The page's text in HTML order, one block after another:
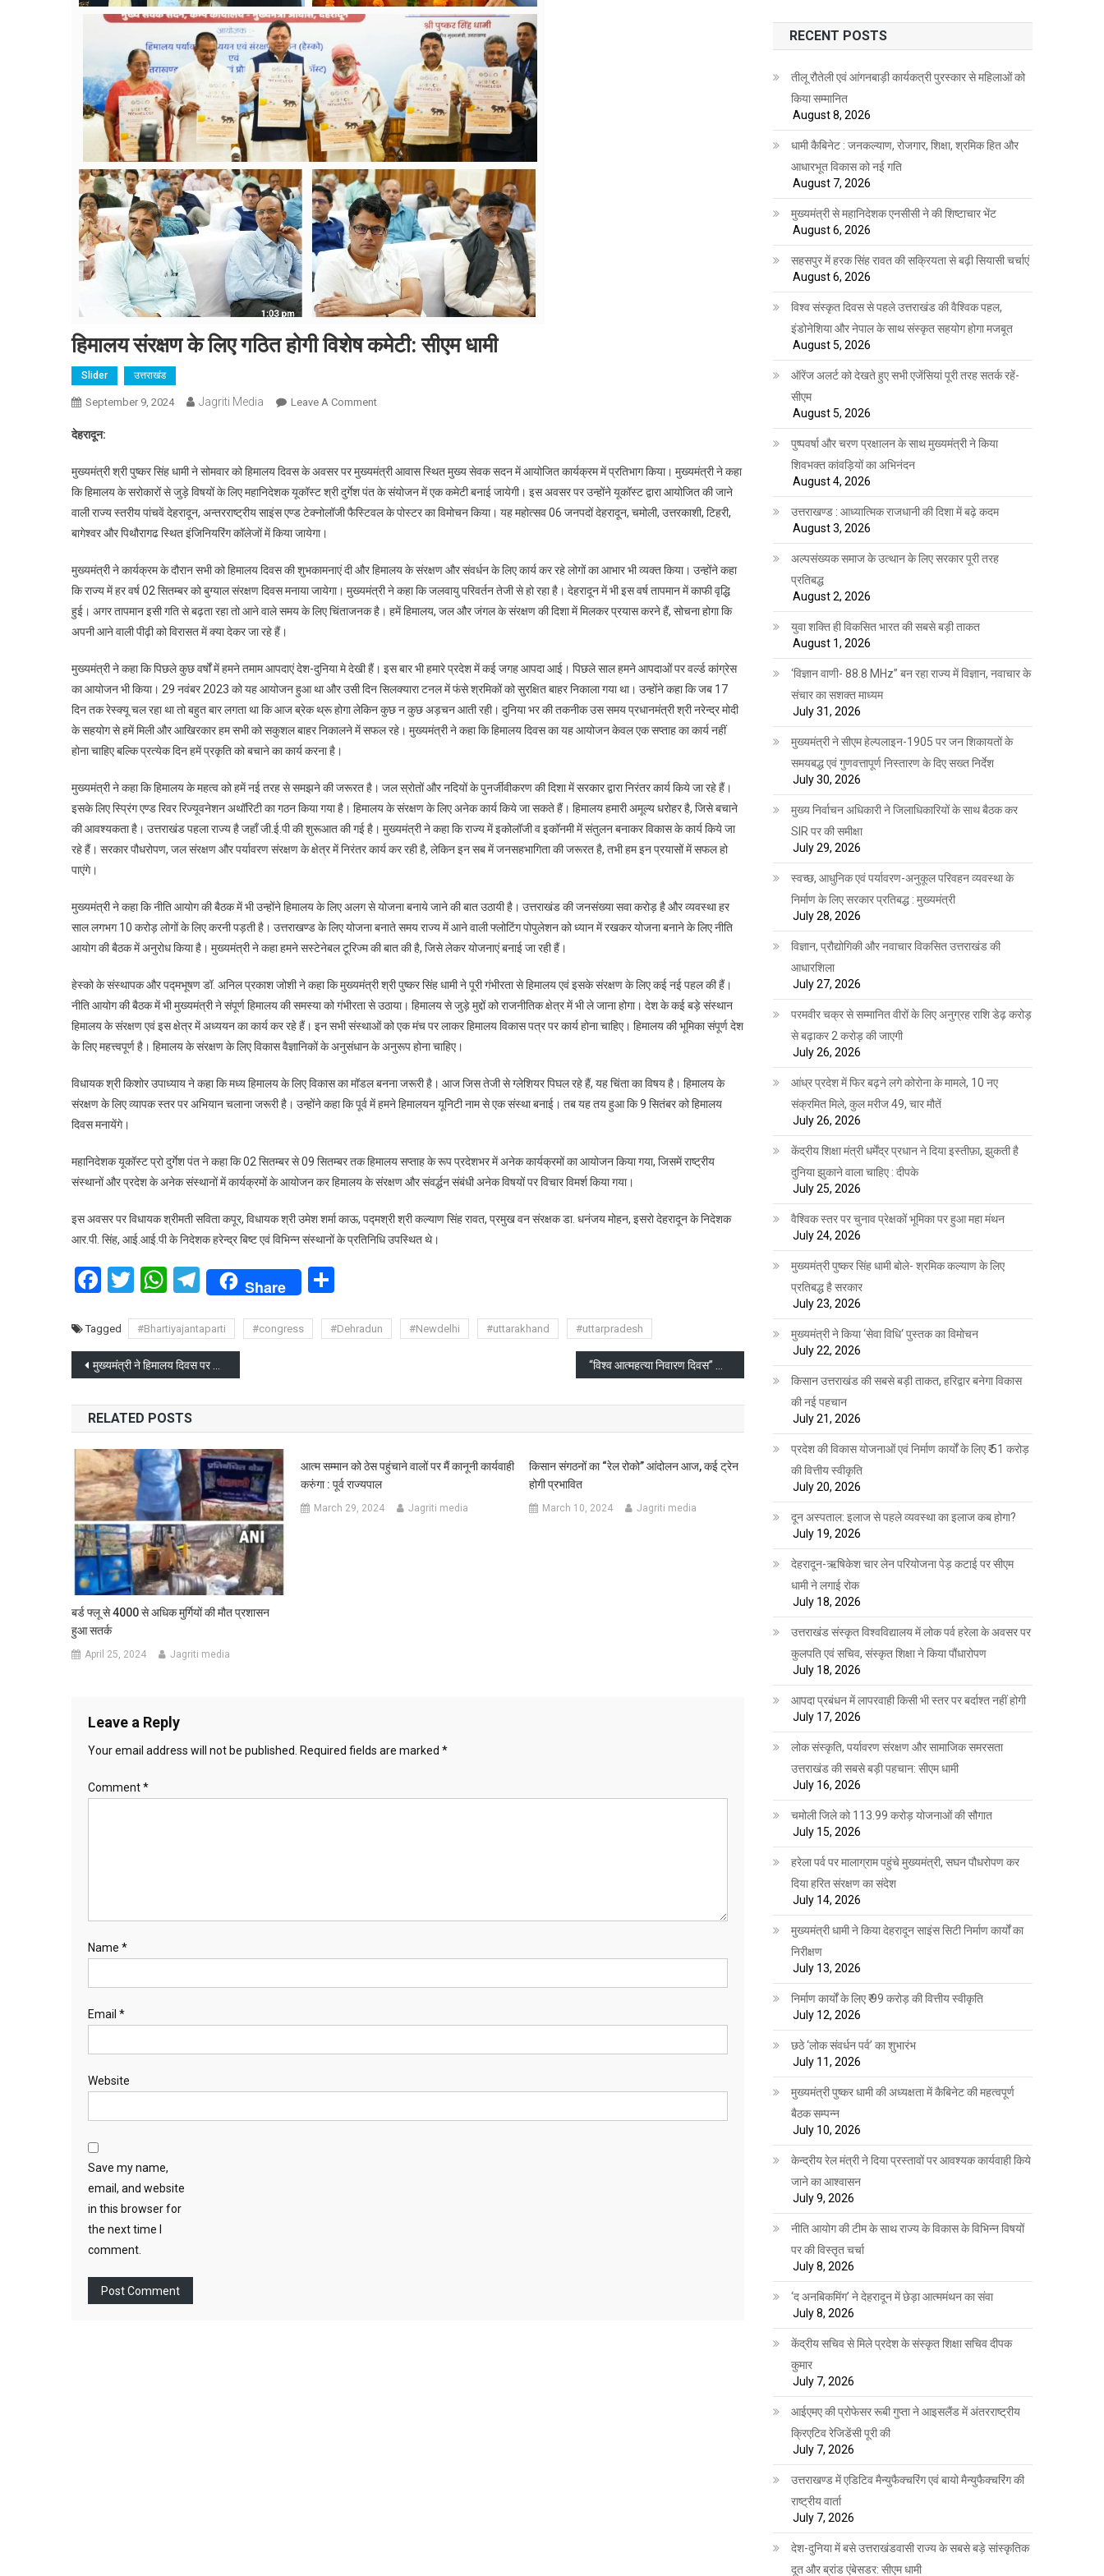
हिमालय संरक्षण के लिए गठित होगी विशेष कमेटी: सीएम धामी
Slider उत्तराखंड
September 9, 2024 Jagriti Media Leave A CommentOn
लिए
गठित
होगी
सीएम
धामी
देहरादून:
मुख्यमंत्री श्री पुष्कर सिंह धामी ने सोमवार को हिमालय दिवस के अवसर पर मुख्यमंत्री आवास स्थित मुख्य सेवक सदन में आयोजित कार्यक्रम में प्रतिभाग किया। मुख्यमंत्री ने कहा
कि हिमालय के सरोकारों से जुड़े विषयों के लिए महानिदेशक यूकॉस्ट श्री दुर्गेश पंत के संयोजन में एक कमेटी बनाई जायेगी। इस अवसर पर उन्होंने यूकॉस्ट द्वारा आयोजित की जाने
वाली राज्य स्तरीय पांचवें देहरादून, अन्तरराष्ट्रीय साइंस एण्ड टेक्नोलॉजी फैस्टिवल के पोस्टर का विमोचन किया। यह महोत्सव 06 जनपदों देहरादून, चमोली, उत्तरकाशी, टिहरी,
बागेश्वर और पिथौरागढ स्थित इंजिनियरिंग कॉलेजों में किया जायेगा।
मुख्यमंत्री ने कार्यक्रम के दौरान सभी को हिमालय दिवस की शुभकामनाएं दी और हिमालय के संरक्षण और संवर्धन के लिए कार्य कर रहे लोगों का आभार भी व्यक्त किया। उन्होंने कहा
कि राज्य में हर वर्ष 02 सितम्बर को बुग्याल संरक्षण दिवस मनाया जायेगा। मुख्यमंत्री ने कहा कि जलवायु परिवर्तन तेजी से हो रहा है। देहरादून में भी इस वर्ष तापमान में काफी वृद्धि
हुई। अगर तापमान इसी गति से बढ़ता रहा तो आने वाले समय के लिए चिंताजनक है। हमें हिमालय, जल और जंगल के संरक्षण की दिशा में मिलकर प्रयास करने हैं, सोचना होगा कि
अपनी आने वाली पीढ़ी को विरासत में क्या देकर जा रहे हैं।
मुख्यमंत्री ने कहा कि पिछले कुछ वर्षों में हमने तमाम आपदाएं देश-दुनिया मे देखी हैं। इस बार भी हमारे प्रदेश में कई जगह आपदा आई। पिछले साल हमने आपदाओं पर वर्ल्ड कांग्रेस
का आयोजन भी किया। 29 नवंबर 2023 को यह आयोजन हुआ था और उसी दिन सिलक्यारा टनल में फंसे श्रमिकों को सुरक्षित बाहर निकाला गया था। उन्होंने कहा कि जब 17
दिन तक रेस्क्यू चल रहा था तो बहुत बार लगता था कि आज ब्रेक थ्रू होगा लेकिन कुछ न कुछ अड़चन आती रही। दुनिया भर की तकनीक उस समय प्रधानमंत्री श्री नरेन्द्र मोदी
के सहयोग से हमें मिली और आखिरकार हम सभी को सकुशल बाहर निकालने में सफल रहे। मुख्यमंत्री ने कहा कि हिमालय दिवस का यह आयोजन केवल एक सप्ताह का कार्य नहीं
होना चाहिए बल्कि प्रत्येक दिन हमें प्रकृति को बचाने का कार्य करना है।
मुख्यमंत्री ने कहा कि हिमालय के महत्व को हमें नई तरह से समझने की जरूरत है। जल स्रोतों और नदियों के पुनर्जीवीकरण की दिशा में सरकार द्वारा निरंतर कार्य किये जा रहे हैं।
इसके लिए स्प्रिंग एण्ड रिवर रिज्यूवनेशन अथॉरिटी का गठन किया गया है। हिमालय के संरक्षण के लिए अनेक कार्य किये जा सकते हैं। हिमालय हमारी अमूल्य धरोहर है, जिसे बचाने
की आवश्यकता है। उत्तराखंड पहला राज्य है जहाँ जी.ई.पी की शुरूआत की गई है। मुख्यमंत्री ने कहा कि राज्य में इकोलॉजी व इकॉनमी में संतुलन बनाकर विकास के कार्य किये जा
रहे हैं। सरकार पौधरोपण, जल संरक्षण और पर्यावरण संरक्षण के क्षेत्र में निरंतर कार्य कर रही है, लेकिन इन सब में जनसहभागिता की जरूरत है, तभी हम इन प्रयासों में सफल हो
पाएंगे।
मुख्यमंत्री ने कहा कि नीति आयोग की बैठक में भी उन्होंने हिमालय के लिए अलग से योजना बनाये जाने की बात उठायी है। उत्तराखंड की जनसंख्या सवा करोड़ है और व्यवस्था हर
साल लगभग 10 करोड़ लोगों के लिए करनी पड़ती है। उत्तराखण्ड के लिए योजना बनाते समय राज्य में आने वाली फ्लोटिंग पोपुलेशन को ध्यान में रखकर योजना बनाने के लिए नीति
आयोग की बैठक में अनुरोध किया है। मुख्यमंत्री ने कहा हमने सस्टेनेबल टूरिज्म की बात की है, जिसे लेकर योजनाएं बनाई जा रही हैं।
हेस्को के संस्थापक और पद्मभूषण डॉ. अनिल प्रकाश जोशी ने कहा कि मुख्यमंत्री श्री पुष्कर सिंह धामी ने पूरी गंभीरता से हिमालय एवं इसके संरक्षण के लिए कई नई पहल की हैं।
नीति आयोग की बैठक में भी मुख्यमंत्री ने संपूर्ण हिमालय की समस्या को गंभीरता से उठाया। हिमालय से जुड़े मुद्दों को राजनीतिक क्षेत्र में भी ले जाना होगा। देश के कई बड़े संस्थान
हिमालय के संरक्षण एवं इस क्षेत्र में अध्ययन का कार्य कर रहे हैं। इन सभी संस्थाओं को एक मंच पर लाकर हिमालय विकास पत्र पर कार्य होना चाहिए। हिमालय की भूमिका संपूर्ण देश
के लिए महत्त्वपूर्ण है। हिमालय के संरक्षण के लिए विकास वैज्ञानिकों के अनुसंधान के अनुरूप होना चाहिए।
विधायक श्री किशोर उपाध्याय ने कहा कि मध्य हिमालय के लिए विकास का मॉडल बनना जरूरी है। आज जिस तेजी से ग्लेशियर पिघल रहे हैं, यह चिंता का विषय है। हिमालय के
संरक्षण के लिए व्यापक स्तर पर अभियान चलाना जरूरी है। उन्होंने कहा कि पूर्व में हमने हिमालयन यूनिटी नाम से एक संस्था बनाई। तब यह तय हुआ कि 9 सितंबर को हिमालय
दिवस मनायेंगे।
महानिदेशक यूकॉस्ट प्रो दुर्गेश पंत ने कहा कि 02 सितम्बर से 09 सितम्बर तक हिमालय सप्ताह के रूप प्रदेशभर में अनेक कार्यक्रमों का आयोजन किया गया, जिसमें राष्ट्रीय
संस्थानों और प्रदेश के अनेक संस्थानों में कार्यक्रमों के आयोजन कर हिमालय के संरक्षण और संवर्द्धन संबंधी अनेक विषयों पर विचार विमर्श किया गया।
इस अवसर पर विधायक श्रीमती सविता कपूर, विधायक श्री उमेश शर्मा काऊ, पद्मश्री श्री कल्याण सिंह रावत, प्रमुख वन संरक्षक डा. धनंजय मोहन, इसरो देहरादून के निदेशक
आर.पी. सिंह, आई.आई.पी के निदेशक हरेन्द्र बिष्ट एवं विभिन्न संस्थानों के प्रतिनिधि उपस्थित थे।
Facebook
Twitter
WhatsApp
Telegram
Share
Tagged #Bhartiyajantaparti #congress #Dehradun #Newdelhi #uttarakhand #uttarpradesh
Post
navigation
मुख्यमंत्री ने हिमालय दिवस पर दी प्रदेशवासियों को शुभकामना
RELATED POSTS
बर्ड फ्लू से 4000 से अधिक मुर्गियों की मौत प्रशासन
हुआ सतर्क
April 25, 2024 Jagriti media
आत्म सम्मान को ठेस पहुंचाने वालों पर मैं कानूनी कार्यवाही
करुंगा : पूर्व राज्यपाल
March 29, 2024 Jagriti media
किसान संगठनों का “रेल रोको” आंदोलन आज, कई ट्रेन
होगी प्रभावित
March 10, 2024 Jagriti media
Leave a Reply
Your email address will not be published. Required fields are marked *
Comment*
Name *
Email *
Website
Save my name,
email, and website
in this browser for
the next time I
comment.
RECENT POSTS
तीलू रौतेली एवं आंगनबाड़ी कार्यकत्री पुरस्कार से महिलाओं को
किया सम्मानित
August 8, 2026
धामी कैबिनेट : जनकल्याण, रोजगार, शिक्षा, श्रमिक हित और
आधारभूत विकास को नई गति
August 7, 2026
मुख्यमंत्री से महानिदेशक एनसीसी ने की शिष्टाचार भेंट
August 6, 2026
सहसपुर में हरक सिंह रावत की सक्रियता से बढ़ी सियासी चर्चाएं
August 6, 2026
विश्व संस्कृत दिवस से पहले उत्तराखंड की वैश्विक पहल,
इंडोनेशिया और नेपाल के साथ संस्कृत सहयोग होगा मजबूत
August 5, 2026
ऑरेंज अलर्ट को देखते हुए सभी एजेंसियां पूरी तरह सतर्क रहें-
सीएम
August 5, 2026
पुष्पवर्षा और चरण प्रक्षालन के साथ मुख्यमंत्री ने किया
शिवभक्त कांवड़ियों का अभिनंदन
August 4, 2026
उत्तराखण्ड : आध्यात्मिक राजधानी की दिशा में बढ़े कदम
August 3, 2026
अल्पसंख्यक समाज के उत्थान के लिए सरकार पूरी तरह
प्रतिबद्ध
August 2, 2026
युवा शक्ति ही विकसित भारत की सबसे बड़ी ताकत
August 1, 2026
‘विज्ञान वाणी- 88.8 MHz” बन रहा राज्य में विज्ञान, नवाचार के
संचार का सशक्त माध्यम
July 31, 2026
मुख्यमंत्री ने सीएम हेल्पलाइन-1905 पर जन शिकायतों के
समयबद्ध एवं गुणवत्तापूर्ण निस्तारण के दिए सख्त निर्देश
July 30, 2026
मुख्य निर्वाचन अधिकारी ने जिलाधिकारियों के साथ बैठक कर
SIR पर की समीक्षा
July 29, 2026
स्वच्छ, आधुनिक एवं पर्यावरण-अनुकूल परिवहन व्यवस्था के
निर्माण के लिए सरकार प्रतिबद्ध : मुख्यमंत्री
July 28, 2026
विज्ञान, प्रौद्योगिकी और नवाचार विकसित उत्तराखंड की
आधारशिला
July 27, 2026
परमवीर चक्र से सम्मानित वीरों के लिए अनुग्रह राशि डेढ़ करोड़
से बढ़ाकर 2 करोड़ की जाएगी
July 26, 2026
आंध्र प्रदेश में फिर बढ़ने लगे कोरोना के मामले, 10 नए
संक्रमित मिले, कुल मरीज 49, चार मौतें
July 26, 2026
केंद्रीय शिक्षा मंत्री धर्मेंद्र प्रधान ने दिया इस्तीफ़ा, झुकती है
दुनिया झुकाने वाला चाहिए : दीपके
July 25, 2026
वैश्विक स्तर पर चुनाव प्रेक्षकों भूमिका पर हुआ महा मंथन
July 24, 2026
मुख्यमंत्री पुष्कर सिंह धामी बोले- श्रमिक कल्याण के लिए
प्रतिबद्ध है सरकार
July 23, 2026
मुख्यमंत्री ने किया ‘सेवा विधि‘ पुस्तक का विमोचन
July 22, 2026
किसान उत्तराखंड की सबसे बड़ी ताकत, हरिद्वार बनेगा विकास
की नई पहचान
July 21, 2026
प्रदेश की विकास योजनाओं एवं निर्माण कार्यों के लिए ₹ 51 करोड़
की वित्तीय स्वीकृति
July 20, 2026
दून अस्पताल: इलाज से पहले व्यवस्था का इलाज कब होगा?
July 19, 2026
देहरादून-ऋषिकेश चार लेन परियोजना पेड़ कटाई पर सीएम
धामी ने लगाई रोक
July 18, 2026
उत्तराखंड संस्कृत विश्वविद्यालय में लोक पर्व हरेला के अवसर पर
कुलपति एवं सचिव, संस्कृत शिक्षा ने किया पौंधारोपण
July 18, 2026
आपदा प्रबंधन में लापरवाही किसी भी स्तर पर बर्दाश्त नहीं होगी
July 17, 2026
लोक संस्कृति, पर्यावरण संरक्षण और सामाजिक समरसता
उत्तराखंड की सबसे बड़ी पहचान: सीएम धामी
July 16, 2026
चमोली जिले को 113.99 करोड़ योजनाओं की सौगात
July 15, 2026
हरेला पर्व पर मालाग्राम पहुंचे मुख्यमंत्री, सघन पौधरोपण कर
दिया हरित संरक्षण का संदेश
July 14, 2026
मुख्यमंत्री धामी ने किया देहरादून साइंस सिटी निर्माण कार्यों का
निरीक्षण
July 13, 2026
निर्माण कार्यों के लिए ₹ 99 करोड़ की वित्तीय स्वीकृति
July 12, 2026
छठे ‘लोक संवर्धन पर्व’ का शुभारंभ
July 11, 2026
मुख्यमंत्री पुष्कर धामी की अध्यक्षता में कैबिनेट की महत्वपूर्ण
बैठक सम्पन्न
July 10, 2026
केन्द्रीय रेल मंत्री ने दिया प्रस्तावों पर आवश्यक कार्यवाही किये
जाने का आश्वासन
July 9, 2026
नीति आयोग की टीम के साथ राज्य के विकास के विभिन्न विषयों
पर की विस्तृत चर्चा
July 8, 2026
‘द अनबिकमिंग’ ने देहरादून में छेड़ा आत्ममंथन का संवा
July 8, 2026
केंद्रीय सचिव से मिले प्रदेश के संस्कृत शिक्षा सचिव दीपक
कुमार
July 7, 2026
आईएमए की प्रोफेसर रूबी गुप्ता ने आइसलैंड में अंतरराष्ट्रीय
क्रिएटिव रेजिडेंसी पूरी की
July 7, 2026
उत्तराखण्ड में एडिटिव मैन्युफैक्चरिंग एवं बायो मैन्युफैक्चरिंग की
राष्ट्रीय वार्ता
July 7, 2026
देश-दुनिया में बसे उत्तराखंडवासी राज्य के सबसे बड़े सांस्कृतिक
दूत और ब्रांड एंबेसडर: सीएम धामी